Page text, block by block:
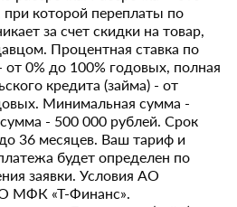
которой переплаты по
за счет скидки на товар,
Процентная ставка по
от 0% до 100% годовых, полная
кредита (займа) - от
Минимальная сумма -
- 500 000 рублей. Срок
36 месяцев. Ваш тариф и
будет определен по
заявки. Условия АО
МФК «Т-Финанс».